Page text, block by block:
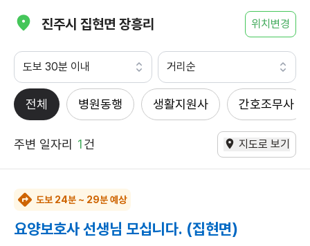
진주시 집현면 장흥리 위치변경
도보 30분 이내 거리순
전체 병원동행 생활지원사 간호조무사
주변 일자리 1건 지도로 보기
도보 24분 ~ 29분 예상
요양보호사 선생님 모십니다. (집현면)